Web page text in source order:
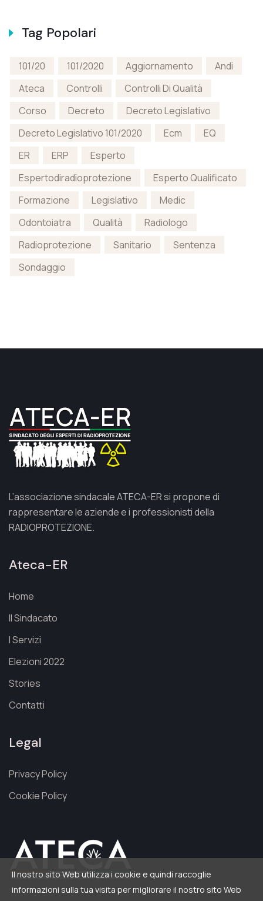
Tag Popolari
101/20 101/2020 Aggiornamento
Andi
Ateca
Controlli
Controlli Di Qualità
Corso
Decreto
Decreto Legislativo
Decreto Legislativo 101/2020
Ecm
EQ
ER
ERP
Esperto
Espertodiradioprotezione
Esperto Qualificato
Formazione
Legislativo
Medic
Odontoiatra
Qualità
Radiologo
Radioprotezione
Sanitario
Sentenza
Sondaggio
L’associazione sindacale ATECA-ER si propone di
rappresentare le aziende e i professionisti della
RADIOPROTEZIONE.
Ateca-ER
Home
Il Sindacato
I Servizi
Elezioni 2022
Stories
Contatti
Legal
Privacy Policy
Cookie Policy
Il nostro sito Web utilizza i cookie e quindi raccoglie
informazioni sulla tua visita per migliorare il nostro sito Web